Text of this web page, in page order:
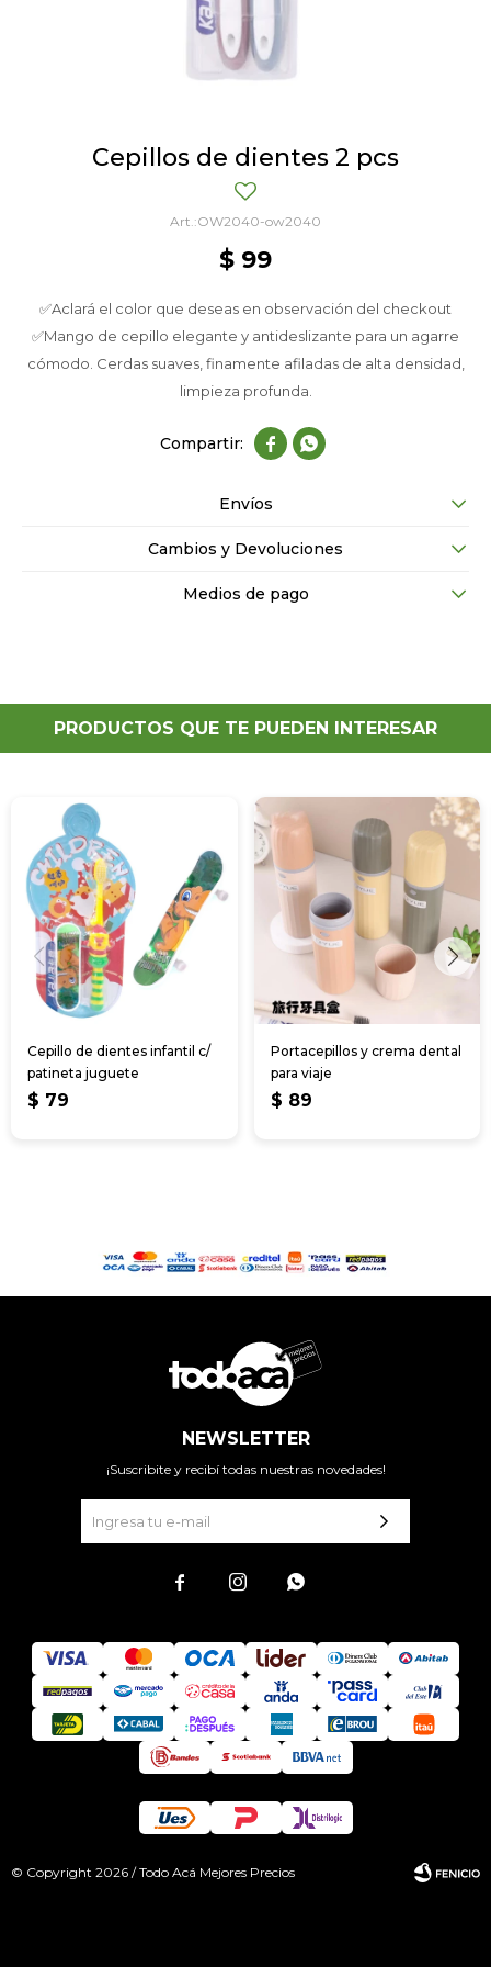
Cepillos de dientes 2 pcs
OW2040-ow2040
$ 99
✅Aclará el color que deseas en observación del checkout
✅Mango de cepillo elegante y antideslizante para un agarre
cómodo. Cerdas suaves, finamente afiladas de alta densidad,
limpieza profunda.
 
Envíos
Cambios y Devoluciones
Medios de pago
PRODUCTOS QUE TE PUEDEN INTERESAR
Cepillo de dientes infantil c/
patineta juguete
$ 79
Portacepillos y crema dental
para viaje
$ 89
NEWSLETTER
¡Suscribite y recibí todas nuestras novedades!
  
© Copyright 2026 / Todo Acá Mejores Precios